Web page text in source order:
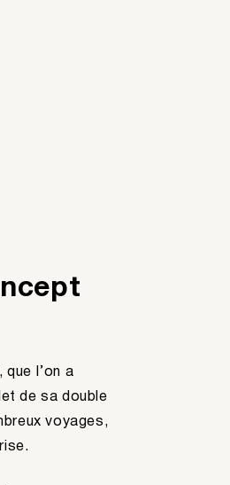
que l’on a
de sa double
voyages,